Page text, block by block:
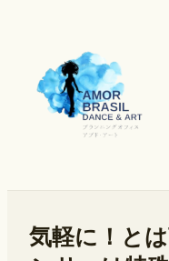
気軽に！と